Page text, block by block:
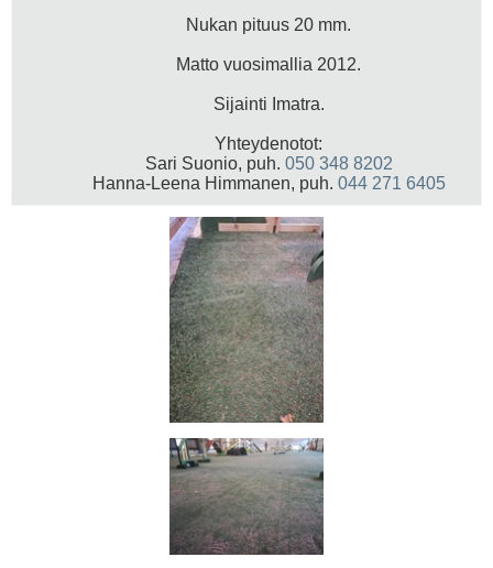
Nukan pituus 20 mm.
Matto vuosimallia 2012.
Sijainti Imatra.
Yhteydenotot:
Sari Suonio, puh. 050 348 8202
Hanna-Leena Himmanen, puh. 044 271 6405